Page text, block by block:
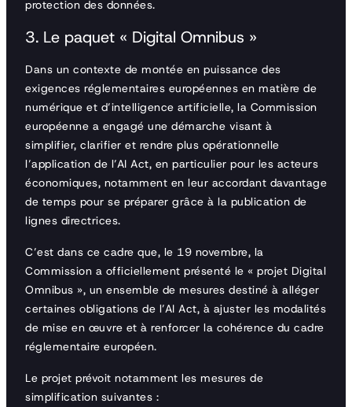
protection des données.
3. Le paquet « Digital Omnibus »
Dans un contexte de montée en puissance des
exigences réglementaires européennes en matière de
numérique et d’intelligence artificielle, la Commission
européenne a engagé une démarche visant à
simplifier, clarifier et rendre plus opérationnelle
l’application de l’AI Act, en particulier pour les acteurs
économiques, notamment en leur accordant davantage
de temps pour se préparer grâce à la publication de
lignes directrices.
C’est dans ce cadre que, le 19 novembre, la
Commission a officiellement présenté le « projet Digital
Omnibus », un ensemble de mesures destiné à alléger
certaines obligations de l’AI Act, à ajuster les modalités
de mise en œuvre et à renforcer la cohérence du cadre
réglementaire européen.
Le projet prévoit notamment les mesures de
simplification suivantes :